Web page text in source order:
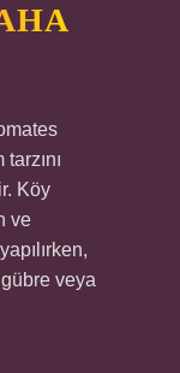
Köy
ve
veya